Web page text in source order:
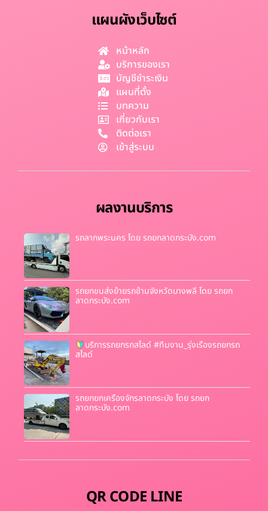
แผนผังเว็บไซต์
หน้าหลัก
บริการของเรา
บัญชีชำระเงิน
แผนที่ตั้ง
บทความ
เกี่ยวกับเรา
ติดต่อเรา
เข้าสู่ระบบ
ผลงานบริการ
รถลากพระนคร โดย รถยกลาดกระบัง.com
รถยกขนส่งย้ายรถข้ามจังหวัดบางพลี โดย รถยก
ลาดกระบัง.com
บริการรถยกรถสไลด์ #ทีมงาน_รุ่งเรืองรถยกรถ
สไลด์
รถยกยกเครื่องจักรลาดกระบัง โดย รถยก
ลาดกระบัง.com
QR CODE LINE